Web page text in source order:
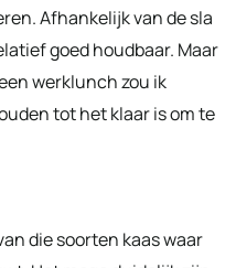
Afhankelijk van de sla
goed houdbaar. Maar
werklunch zou ik
tot het klaar is om te
die soorten kaas waar